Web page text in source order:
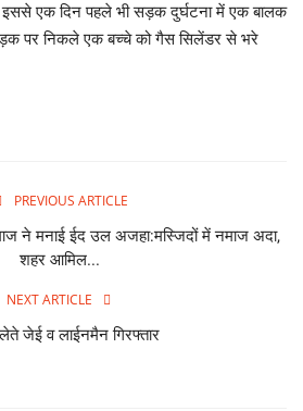
एक दिन पहले भी सड़क दुर्घटना में एक बालक
पर निकले एक बच्चे को गैस सिलेंडर से भरे
PREVIOUS ARTICLE
ने मनाई ईद उल अजहा:मस्जिदों में नमाज अदा,
शहर आमिल...
NEXT ARTICLE
जेई व लाईनमैन गिरफ्तार